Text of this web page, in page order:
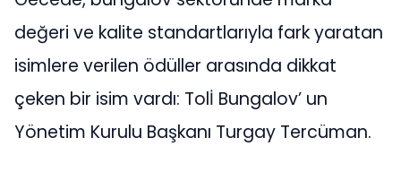
değeri ve kalite standartlarıyla fark yaratan
isimlere verilen ödüller arasında dikkat
çeken bir isim vardı: Tolİ Bungalov’ un
Yönetim Kurulu Başkanı Turgay Tercüman.